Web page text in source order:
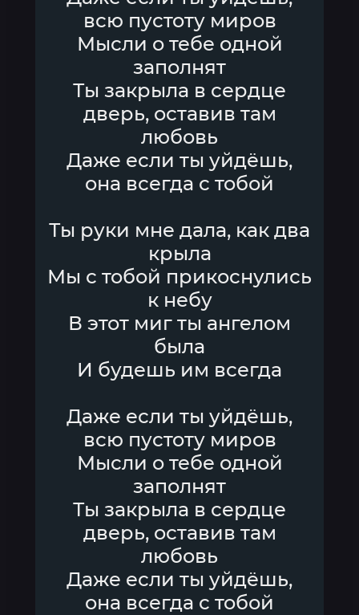
всю пустоту миров
Мысли о тебе одной
заполнят
Ты закрыла в сердце
дверь, оставив там
любовь
Даже если ты уйдёшь,
она всегда с тобой
Ты руки мне дала, как два
крыла
Мы с тобой прикоснулись
к небу
В этот миг ты ангелом
была
И будешь им всегда
Даже если ты уйдёшь,
всю пустоту миров
Мысли о тебе одной
заполнят
Ты закрыла в сердце
дверь, оставив там
любовь
Даже если ты уйдёшь,
она всегда с тобой